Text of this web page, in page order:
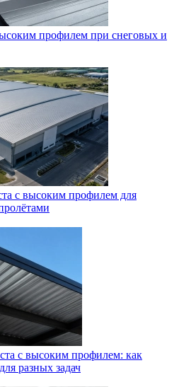
профилем при снеговых и
с высоким профилем для
с высоким профилем: как
разных задач